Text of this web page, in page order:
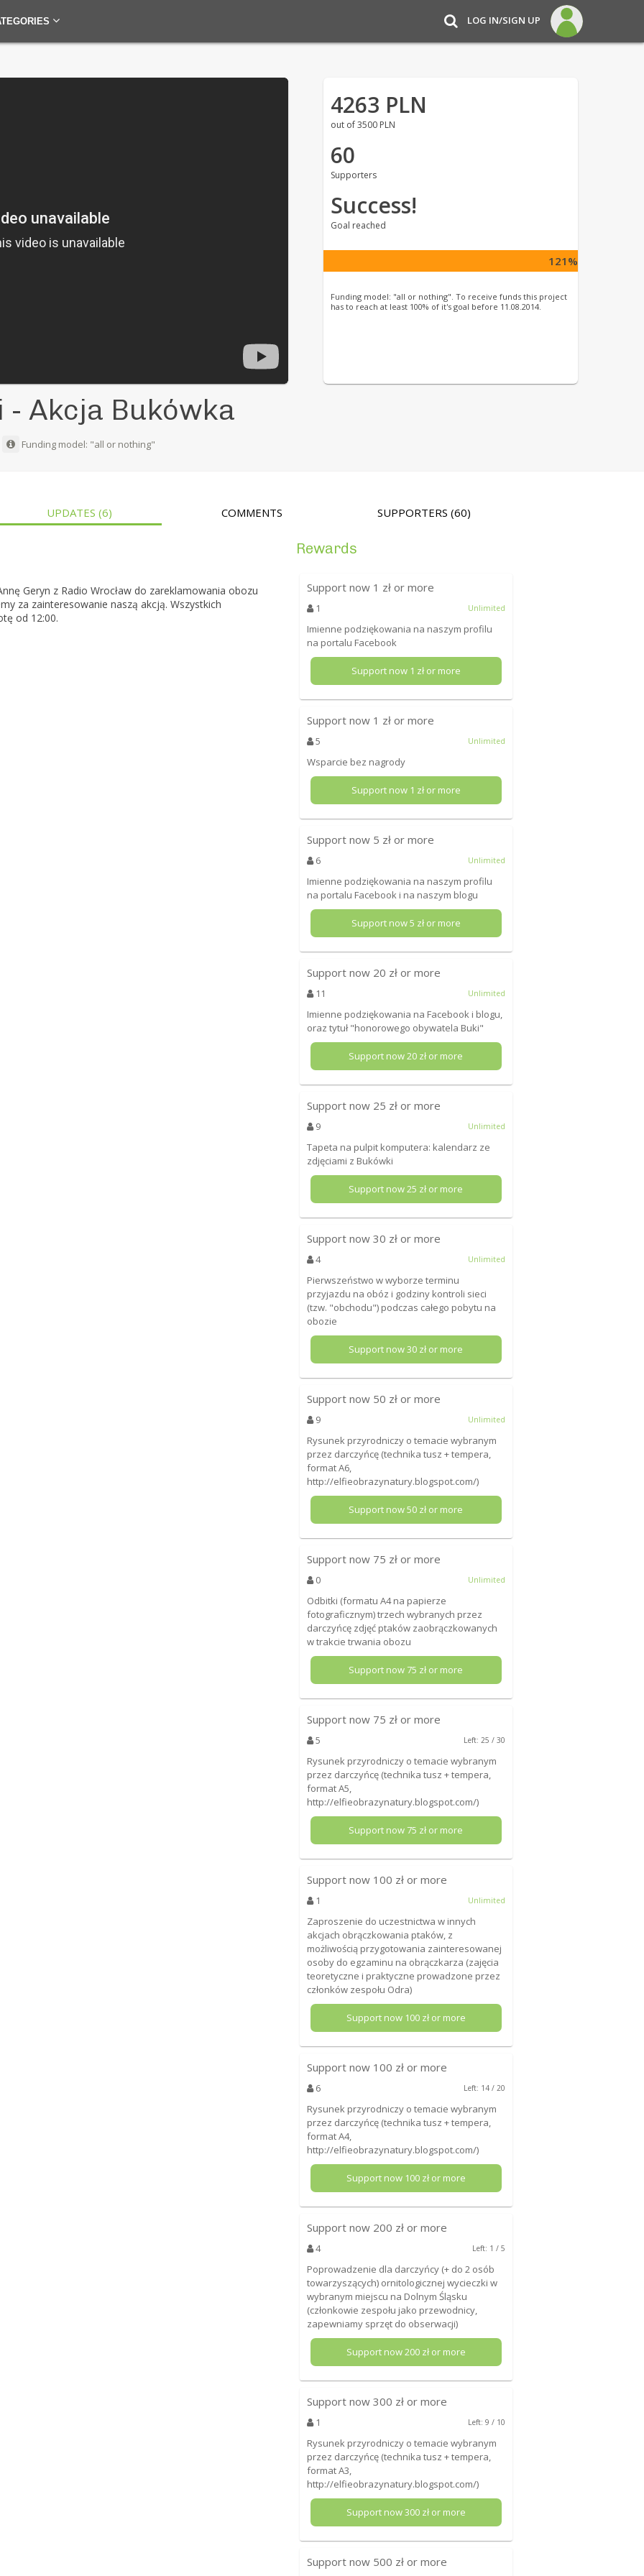
LOG IN/SIGN UP
4263 PLN
out of 3500 PLN
60
Supporters
Success!
Goal reached
121%
Funding model: "all or nothing". To receive funds this project
has to reach at least 100% of it's goal before 11.08.2014.
- Akcja Bukówka
Funding model: "all or nothing"
UPDATES (6) COMMENTS SUPPORTERS(60)
Geryn z Radio Wrocław do zareklamowania obozu
za zainteresowanie naszą akcją. Wszystkich
od 12:00.
Rewards
Support now 1 zł or more
1 Unlimited
Imienne podziękowania na naszym profilu
na portalu Facebook
Support now 1 zł or more
Support now 1 zł or more
5 Unlimited
Wsparcie bez nagrody
Support now 1 zł or more
Support now 5 zł or more
6 Unlimited
Imienne podziękowania na naszym profilu
na portalu Facebook i na naszym blogu
Support now5 zł or more
Support now 20 zł or more
11 Unlimited
Imienne podziękowania na Facebook i blogu,
oraz tytuł "honorowego obywatela Buki"
Support now20 zł or more
Support now 25 zł or more
9 Unlimited
Tapeta na pulpit komputera: kalendarz ze
zdjęciami z Bukówki
Support now25 zł or more
Support now30 zł or more
4 Unlimited
Pierwszeństwo w wyborze terminu
przyjazdu na obóz i godziny kontroli sieci
(tzw. "obchodu") podczas całego pobytu na
obozie
Support now30 zł or more
Support now 50 zł or more
9 Unlimited
Rysunek przyrodniczy o temacie wybranym
przez darczyńcę (technika tusz + tempera,
format A6,
http://elfieobrazynatury.blogspot.com/)
Support now50 zł or more
Support now 75 zł or more
0 Unlimited
Odbitki (formatu A4 na papierze
fotograficznym) trzech wybranych przez
darczyńcę zdjęć ptaków zaobrączkowanych
w trakcie trwania obozu
Support now75 zł or more
Support now 75 zł or more
5 Left: 25 / 30
Rysunek przyrodniczy o temacie wybranym
przez darczyńcę (technika tusz + tempera,
format A5,
http://elfieobrazynatury.blogspot.com/)
Support now75 zł or more
Support now 100 zł or more
1 Unlimited
Zaproszenie do uczestnictwa w innych
akcjach obrączkowania ptaków, z
możliwością przygotowania zainteresowanej
osoby do egzaminu na obrączkarza (zajęcia
teoretyczne i praktyczne prowadzone przez
członków zespołu Odra)
Support now 100zł or more
Support now 100 zł or more
6 Left: 14 / 20
Rysunek przyrodniczy o temacie wybranym
przez darczyńcę (technika tusz + tempera,
format A4,
http://elfieobrazynatury.blogspot.com/)
Support now 100zł or more
Support now 200 zł or more
4 Left: 1 / 5
Poprowadzenie dla darczyńcy (+ do 2 osób
towarzyszących) ornitologicznej wycieczki w
wybranym miejscu na Dolnym Śląsku
(członkowie zespołu jako przewodnicy,
zapewniamy sprzęt do obserwacji)
Support now200zł or more
Support now300 zł or more
1 Left: 9 / 10
Rysunek przyrodniczy o temacie wybranym
przez darczyńcę (technika tusz + tempera,
format A3,
http://elfieobrazynatury.blogspot.com/)
Support now300zł or more
Support now 500 zł or more